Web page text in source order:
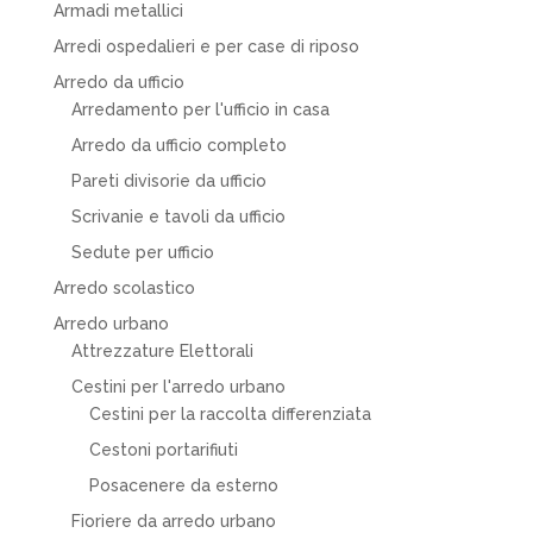
Armadi metallici
Arredi ospedalieri e per case di riposo
Arredo da ufficio
Arredamento per l'ufficio in casa
Arredo da ufficio completo
Pareti divisorie da ufficio
Scrivanie e tavoli da ufficio
Sedute per ufficio
Arredo scolastico
Arredo urbano
Attrezzature Elettorali
Cestini per l'arredo urbano
Cestini per la raccolta differenziata
Cestoni portarifiuti
Posacenere da esterno
Fioriere da arredo urbano